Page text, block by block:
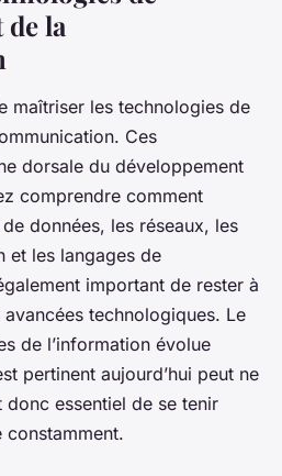
la
maîtriser les technologies de
Ces
dorsale du développement
comprendre comment
données, les réseaux, les
et les langages de
important de rester à
technologiques. Le
de l’information évolue
pertinent aujourd’hui peut ne
donc essentiel de se tenir
constamment.